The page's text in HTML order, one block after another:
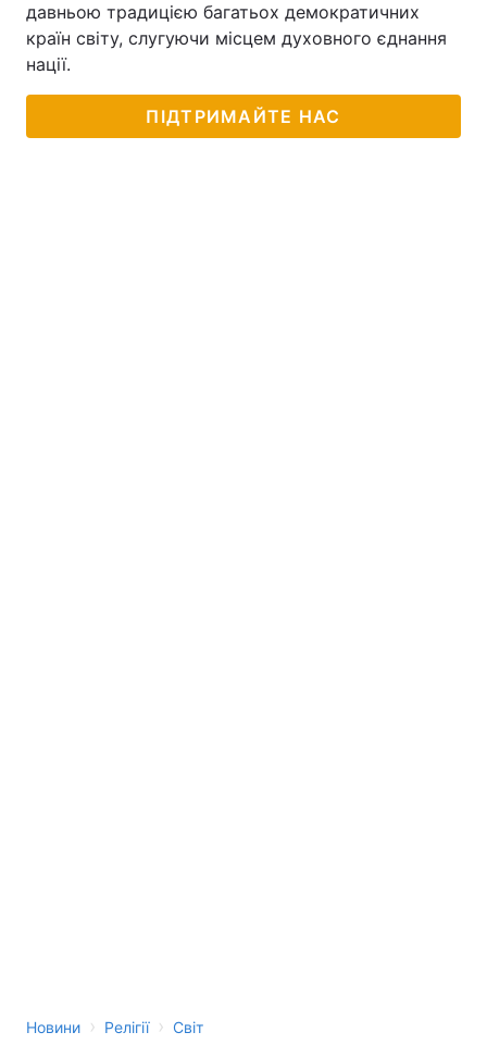
давньою традицією багатьох демократичних
країн світу, слугуючи місцем духовного єднання
нації.
ПІДТРИМАЙТЕ НАС
Новини › Релігії › Світ